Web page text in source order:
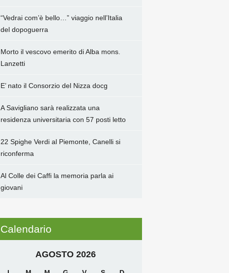
“Vedrai com’è bello…” viaggio nell’Italia
del dopoguerra
Morto il vescovo emerito di Alba mons.
Lanzetti
E’ nato il Consorzio del Nizza docg
A Savigliano sarà realizzata una
residenza universitaria con 57 posti letto
22 Spighe Verdi al Piemonte, Canelli si
riconferma
Al Colle dei Caffi la memoria parla ai
giovani
Calendario
AGOSTO 2026